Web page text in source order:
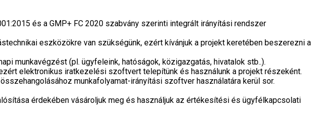
és a GMP+ FC 2020 szabvány szerinti integrált irányítási rendszer
eszközökre van szükségünk, ezért kívánjuk a projekt keretében beszerezni a
munkavégzést (pl. ügyfeleink, hatóságok, közigazgatás, hivatalok stb..).
elektronikus iratkezelési szoftvert telepítünk és használunk a projekt részeként.
munkafolyamat-irányítási szoftver használatára kerül sor.
érdekében vásároljuk meg és használjuk az értékesítési és ügyfélkapcsolati